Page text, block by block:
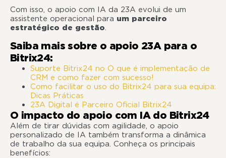
Com isso, o apoio com IA da 23A evolui de um
assistente operacional para um parceiro
estratégico de gestão.
Saiba mais sobre o apoio 23A para o
Bitrix24:
Suporte Bitrix24 no O que é implementação de
CRM e como fazer com sucesso!
Como facilitar o uso do Bitrix24 para sua equipa:
Dicas Práticas
23A Digital é Parceiro Oficial Bitrix24
O impacto do apoio com IA do Bitrix24
Além de tirar dúvidas com agilidade, o apoio
personalizado de IA também transforma a dinâmica
de trabalho da sua equipa. Conheça os principais
benefícios: